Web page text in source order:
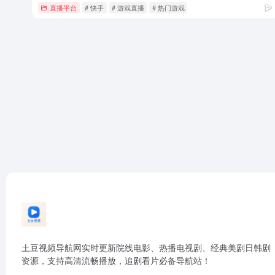
直播平台 # 快手 # 游戏直播 # 热门游戏
土豆视频导航网实时更新院线电影、热播电视剧、经典美剧日韩剧
资源，支持高清流畅播放，追剧看片必备导航站！